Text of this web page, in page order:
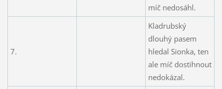
míč nedosáhl.
7.
Kladrubský
dlouhý pasem
hledal Sionka, ten
ale míč dostihnout
nedokázal.